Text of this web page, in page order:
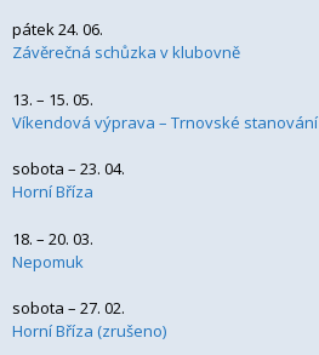
pátek 24. 06.
Závěrečná schůzka v klubovně
13. – 15. 05.
Víkendová výprava – Trnovské stanování
sobota – 23. 04.
Horní Bříza
18. – 20. 03.
Nepomuk
sobota – 27. 02.
Horní Bříza (zrušeno)